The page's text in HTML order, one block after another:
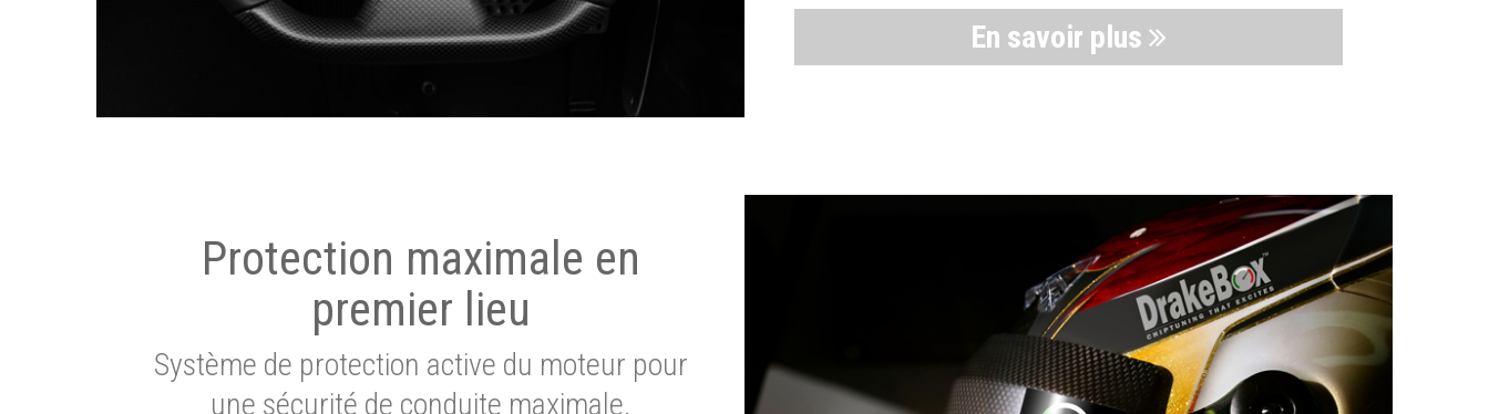
En savoir plus
Protection maximale en
premier lieu
Système de protection active du moteur pour
une sécurité de conduite maximale.